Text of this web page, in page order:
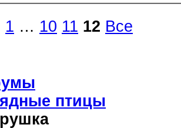
1 … 10 11 12 Все
птицы